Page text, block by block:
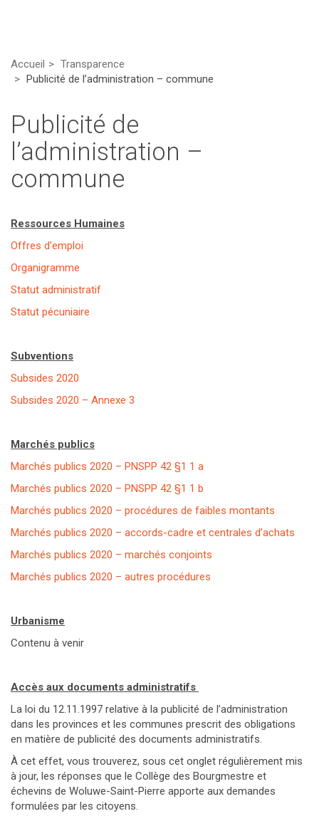
Accueil
Transparence
Publicité de l’administration – commune
Publicité de
l’administration –
commune
Ressources Humaines
Offres d’emploi
Organigramme
Statut administratif
Statut pécuniaire
Subventions
Subsides 2020
Subsides 2020 – Annexe 3
Marchés publics
Marchés publics 2020 – PNSPP 42 §1 1 a
Marchés publics 2020 – PNSPP 42 §1 1 b
Marchés publics 2020 – procédures de faibles montants
Marchés publics 2020 – accords-cadre et centrales d’achats
Marchés publics 2020 – marchés conjoints
Marchés publics 2020 – autres procédures
Urbanisme
Contenu à venir
Accès aux documents administratifs
La loi du 12.11.1997 relative à la publicité de l’administration
dans les provinces et les communes prescrit des obligations
en matière de publicité des documents administratifs.
À cet effet, vous trouverez, sous cet onglet régulièrement mis
à jour, les réponses que le Collège des Bourgmestre et
échevins de Woluwe-Saint-Pierre apporte aux demandes
formulées par les citoyens.